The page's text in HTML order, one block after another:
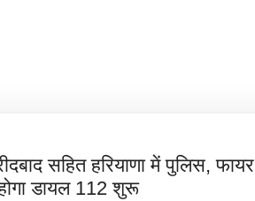
सहित हरियाणा में पुलिस, फायर
डायल 112 शुरू